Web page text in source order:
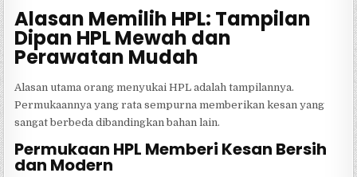
Alasan Memilih HPL: Tampilan
Dipan HPL Mewah dan
Perawatan Mudah
Alasan utama orang menyukai HPL adalah tampilannya.
Permukaannya yang rata sempurna memberikan kesan yang
sangat berbeda dibandingkan bahan lain.
Permukaan HPL Memberi Kesan Bersih
dan Modern